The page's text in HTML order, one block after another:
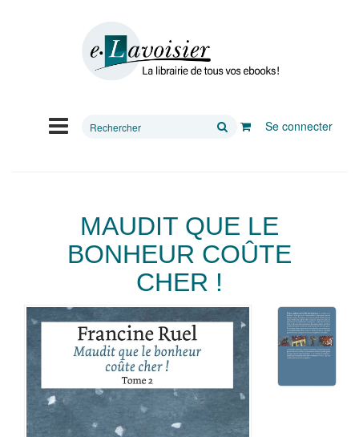
Rechercher
Se connecter
MAUDIT QUE LE
BONHEUR COÛTE
CHER !